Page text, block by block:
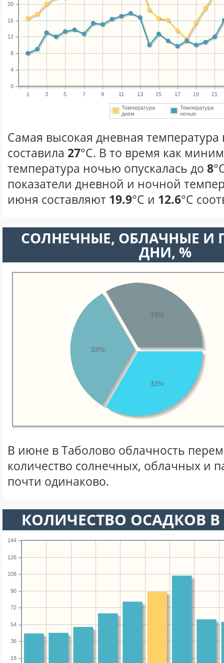
1 3 5 7 9 11 13 15 17 19 21
0
4
8
12
16
20
Температура
днем
Температура
ночью
Самая высокая дневная
составила 27°С. В то время как
температура ночью опускалась до 8
показатели дневной и ночной
июня составляют 19.9°С и 12.6°С
CОЛНЕЧНЫЕ, ОБЛАЧНЫЕ И
ДНИ, %
33%
33%
33%
В июне в Таболово облачность
количество солнечных, облачных и
почти одинаково.
КОЛИЧЕСТВО ОСАДКОВ
18
36
54
72
90
108
126
144